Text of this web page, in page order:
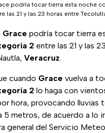
podría tocar tierra esta noche
las 21 y las 23 horas entre
Grace podría tocar tierra
2 entre las 21 y las
Veracruz.
cuando Grace vuelva a
2 lo haga con
hora, provocando lluvias
5 metros, de acuerdo a lo
general del Servicio